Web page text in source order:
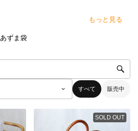
もっと見る
あずま袋
すべて 販売中
SOLD OUT